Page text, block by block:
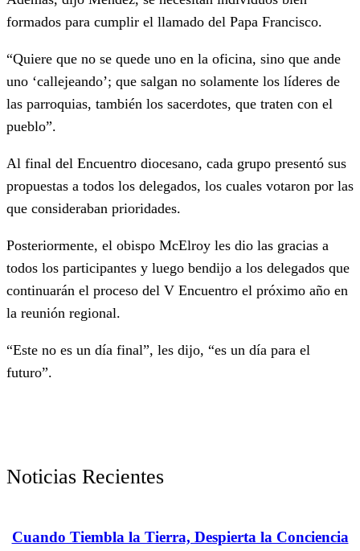
formados para cumplir el llamado del Papa Francisco.
“Quiere que no se quede uno en la oficina, sino que ande
uno ‘callejeando’; que salgan no solamente los líderes de
las parroquias, también los sacerdotes, que traten con el
pueblo”.
Al final del Encuentro diocesano, cada grupo presentó sus
propuestas a todos los delegados, los cuales votaron por las
que consideraban prioridades.
Posteriormente, el obispo McElroy les dio las gracias a
todos los participantes y luego bendijo a los delegados que
continuarán el proceso del V Encuentro el próximo año en
la reunión regional.
“Este no es un día final”, les dijo, “es un día para el
futuro”.
Noticias Recientes
Cuando Tiembla la Tierra, Despierta la Conciencia